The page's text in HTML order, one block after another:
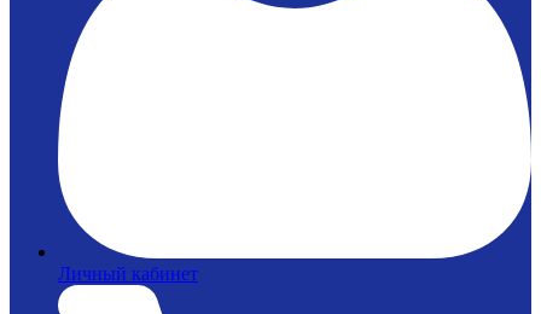
Личный кабинет